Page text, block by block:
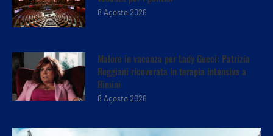
8 Agosto 2026
Malore in vacanza per Lady Gucci: Patrizia
Reggiani ricoverata in terapia intensiva a
Rimini
8 Agosto 2026